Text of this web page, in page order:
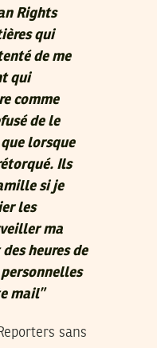
Rights
qui
de me
qui
comme
de le
lorsque
Ils
si je
les
ma
heures de
mail”
sans